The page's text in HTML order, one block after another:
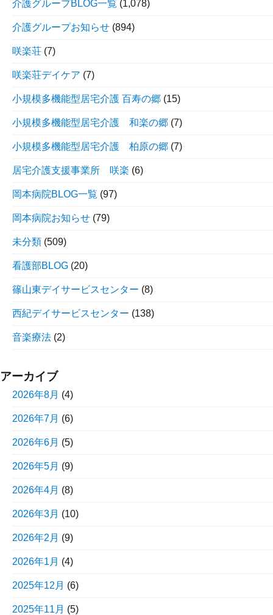
介護グループBLOG一覧 (1,078)
介護グループお知らせ (894)
咲楽荘 (7)
咲楽荘デイケア (7)
小規模多機能型居宅介護 百寿の郷 (15)
小規模多機能型居宅介護 和楽の郷 (7)
小規模多機能型居宅介護 柏原の郷 (7)
居宅介護支援事業所 咲楽 (6)
岡本病院BLOG一覧 (97)
岡本病院お知らせ (79)
未分類 (509)
看護部BLOG (20)
篠山東デイサービスセンター (8)
西紀デイサービスセンター (138)
音楽療法 (2)
アーカイブ
2026年8月 (4)
2026年7月 (6)
2026年6月 (5)
2026年5月 (9)
2026年4月 (8)
2026年3月 (10)
2026年2月 (9)
2026年1月 (4)
2025年12月 (6)
2025年11月 (5)